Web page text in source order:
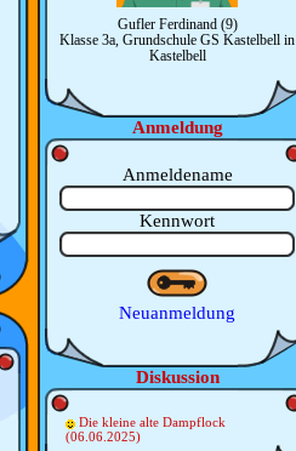
Gufler Ferdinand (9)
Klasse 3a, Grundschule GS Kastelbell in
Kastelbell
Anmeldung
Anmeldename
Kennwort
Neuanmeldung
Diskussion
Die kleine alte Dampflock
(06.06.2025)